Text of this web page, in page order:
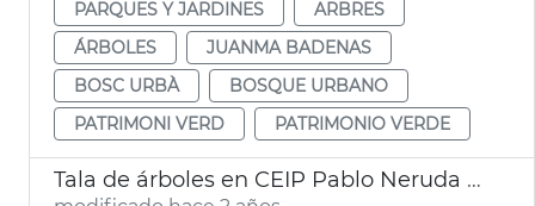
PARQUES Y JARDINES
ARBRES
ÁRBOLES
JUANMA BADENAS
BOSC URBÀ
BOSQUE URBANO
PATRIMONI VERD
PATRIMONIO VERDE
Tala de árboles en CEIP Pablo Neruda para evitar riesgos